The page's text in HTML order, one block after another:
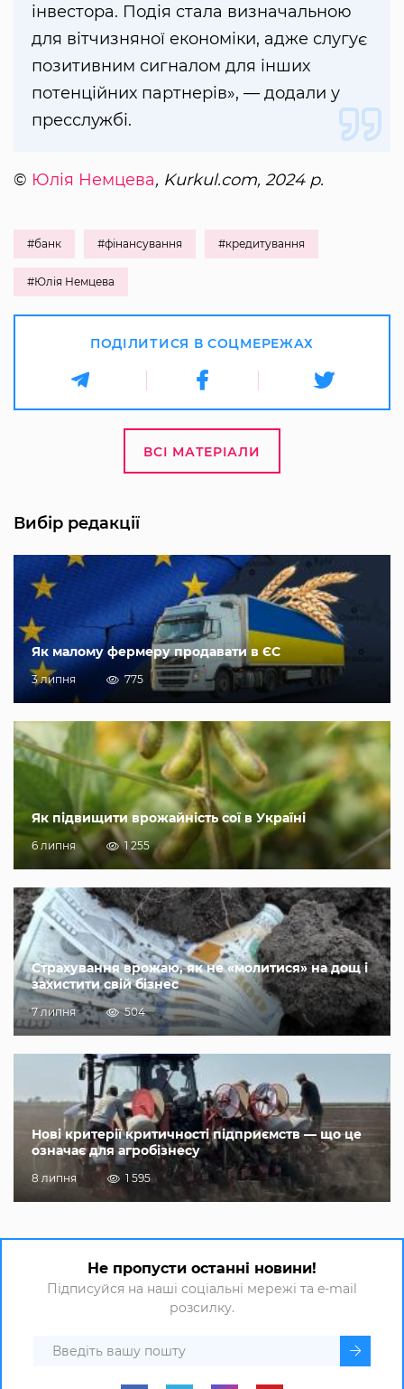
інвестора. Подія стала визначальною
для вітчизняної економіки, адже слугує
позитивним сигналом для інших
потенційних партнерів», — додали у
пресслужбі.
© Юлія Немцева, Kurkul.com, 2024 р.
#банк #фінансування #кредитування
#Юлія Немцева
ПОДІЛИТИСЯ В СОЦМЕРЕЖАХ
ВСІ МАТЕРІАЛИ
Вибір редакції
Як малому фермеру продавати в ЄС
3 липня 775
Як підвищити врожайність сої в Україні
6 липня 1 255
Страхування врожаю, як не «молитися» на дощ і
захистити свій бізнес
7 липня 504
Нові критерії критичності підприємств — що це
означає для агробізнесу
8 липня 1 595
Не пропусти останні новини!
Підписуйся на наші соціальні мережі та e-mail
розсилку.